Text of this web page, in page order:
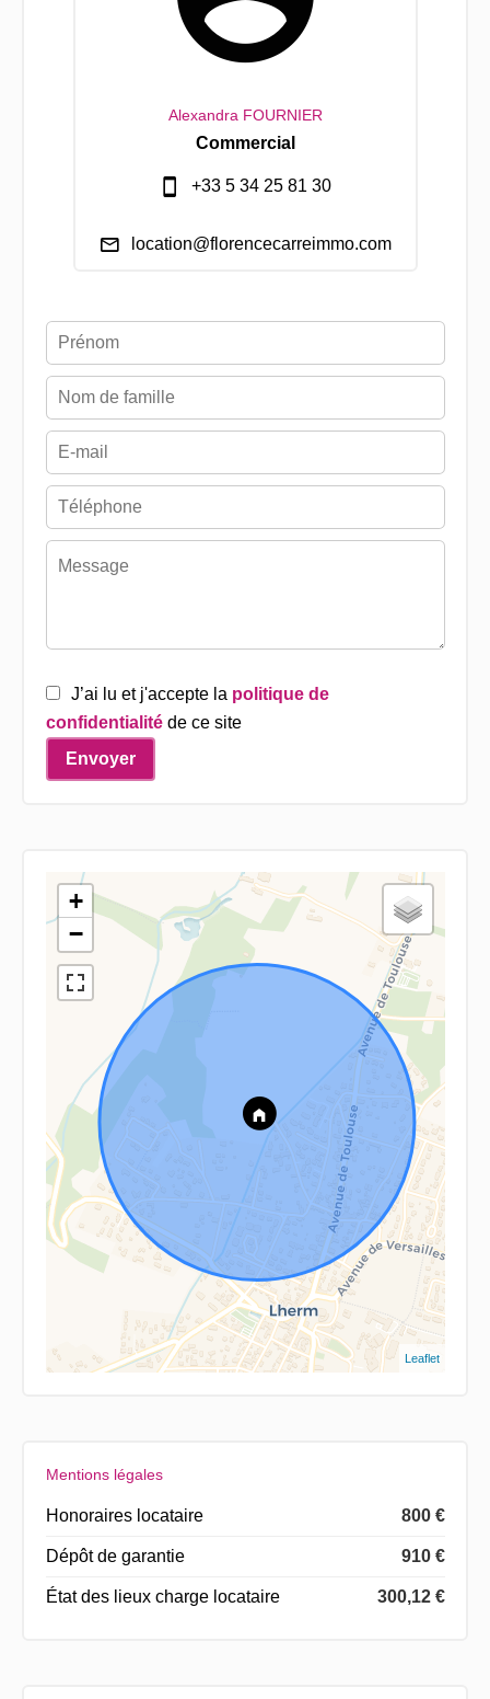
Alexandra FOURNIER
Commercial
+33 5 34 25 81 30
location@florencecarreimmo.com
J’ai lu et j'accepte la politique de
confidentialitéde ce site
Envoyer
+
−
Leaflet
Mentions légales
Honoraires locataire 800 €
Dépôt de garantie 910 €
État des lieux charge locataire 300,12 €